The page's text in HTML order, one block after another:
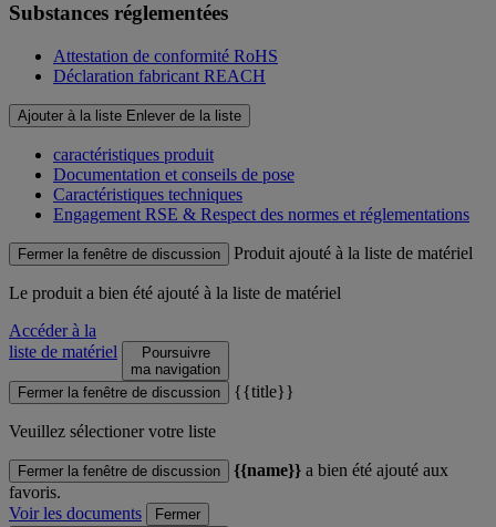
Substances réglementées
Attestation de conformité RoHS
Déclaration fabricant REACH
Ajouter à la liste Enlever de la liste
caractéristiques produit
Documentation et conseils de pose
Caractéristiques techniques
Engagement RSE & Respect des normes et réglementations
Fermer la fenêtre de discussion Produit ajouté à la liste de matériel
Le produit a bien été ajouté à la liste de matériel
Accéder à la
liste de matériel
Poursuivre
ma navigation
Fermer la fenêtre de discussion
{{title}}
Veuillez sélectioner votre liste
Fermer la fenêtre de discussion {{name}} a bien été ajouté aux
favoris.
Voir les documents
Fermer